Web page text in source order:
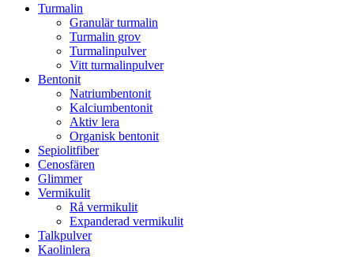
Turmalin
Granulär turmalin
Turmalin grov
Turmalinpulver
Vitt turmalinpulver
Bentonit
Natriumbentonit
Kalciumbentonit
Aktiv lera
Organisk bentonit
Sepiolitfiber
Cenosfären
Glimmer
Vermikulit
Rå vermikulit
Expanderad vermikulit
Talkpulver
Kaolinlera